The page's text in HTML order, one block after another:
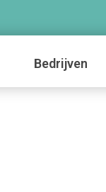
Bedrijven